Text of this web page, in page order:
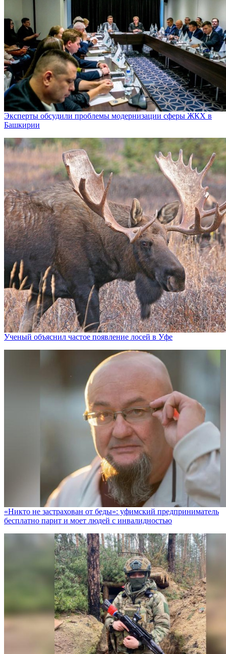
Эксперты обсудили проблемы модернизации сферы ЖКХ в
Башкирии
Ученый объяснил частое появление лосей в Уфе
«Никто не заcтрахован от беды»: уфимский предприниматель
бесплатно парит и моет людей с инвалидностью